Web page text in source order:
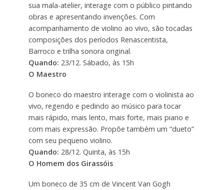
sua mala-atelier, interage com o público pintando
obras e apresentando invenções. Com
acompanhamento de violino ao vivo, são tocadas
composições dos períodos Renascentista,
Barroco e trilha sonora original.
Quando: 23/12. Sábado, às 15h
O Maestro
O boneco do maestro interage com o violinista ao
vivo, regendo e pedindo ao músico para tocar
mais rápido, mais lento, mais forte, mais piano e
com mais expressão. Propõe também um “dueto”
com seu pequeno violino.
Quando: 28/12. Quinta, às 15h
O Homem dos Girassóis
Um boneco de 35 cm de Vincent Van Gogh